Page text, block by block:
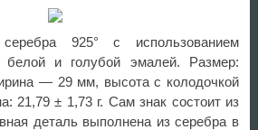
925° с использованием
белой и голубой эмалей. Размер:
— 29 мм, высота с колодочкой
21,79 ± 1,73 г. Сам знак состоит из
деталь выполнена из серебра в